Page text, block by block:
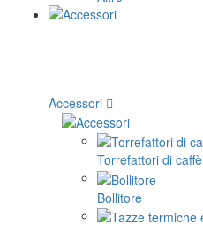
Accessori
Torrefattori di caffè
Bollitore